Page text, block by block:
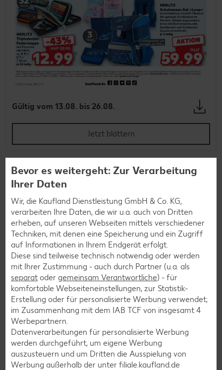
Gültig vom 13.08. bis 26.08.
Jetzt blättern
Jeder Cent zählt! Für deine Region.
Beim Einkaufen ganz nebenbei lokale Organisationen wie
Kinderheime oder die Tafeln unterstützen? Kein Problem!
Bevor es weitergeht: Zur Verarbeitung
Ihrer Daten
Wir, die Kaufland Dienstleistung GmbH & Co. KG,
verarbeiten Ihre Daten, die wir u.a. auch von Dritten
erheben, auf unseren Webseiten mittels verschiedener
Techniken, mit denen eine Speicherung und ein Zugriff
auf Informationen in Ihrem Endgerät erfolgt.
Diese sind teilweise technisch notwendig oder werden
mit Ihrer Zustimmung - auch durch Partner (u.a. als
separat oder gemeinsam Verantwortliche) - für
komfortable Webseiteneinstellungen, zur Statistik-
Erstellung oder für personalisierte Werbung verwendet;
im Zusammenhang mit dem IAB TCF von insgesamt 4
Werbepartnern.
Datenverarbeitungen für personalisierte Werbung
werden durchgeführt, um eigene Werbung
auszusteuern und um Dritten die Ausspielung von
Werbung außerhalb der unter filiale.kaufland.de